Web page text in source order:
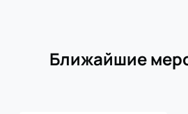
Ближайшие